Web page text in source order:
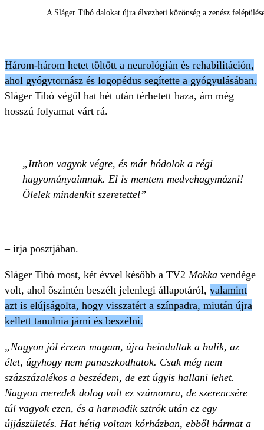
A Sláger Tibó dalokat újra élvezheti közönség a zenész
Három-három hetet töltött a neurológián és rehabilitáción,
ahol gyógytornász és logopédus segítette a gyógyulásában.
Sláger Tibó végül hat hét után térhetett haza, ám még
hosszú folyamat várt rá.
Itthon vagyok végre, és már hódolok a régi
hagyományaimnak. El is mentem medvehagymázni!
Ölelek mindenkit szeretettel
– írja posztjában.
Sláger Tibó most, két évvel később a TV2 Mokka vendége
volt, ahol őszintén beszélt jelenlegi állapotáról, valamint
azt is elújságolta, hogy visszatért a színpadra, miután újra
kellett tanulnia járni és beszélni.
„Nagyon jól érzem magam, újra beindultak a bulik, az
élet, úgyhogy nem panaszkodhatok. Csak még nem
százszázalékos a beszédem, de ezt úgyis hallani lehet.
Nagyon meredek dolog volt ez számomra, de szerencsére
túl vagyok ezen, és a harmadik sztrók után ez egy
újjászületés. Hat hétig voltam kórházban, ebből hármat a